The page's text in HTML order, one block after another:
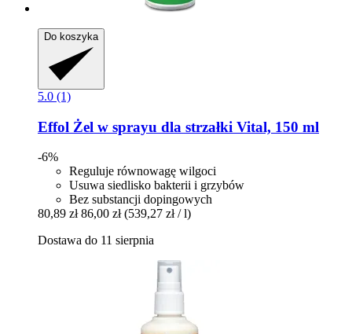
Do koszyka
5.0 (1)
Effol Żel w sprayu dla strzałki Vital, 150 ml
-6%
Reguluje równowagę wilgoci
Usuwa siedlisko bakterii i grzybów
Bez substancji dopingowych
80,89 zł 86,00 zł (539,27 zł / l)
Dostawa do 11 sierpnia